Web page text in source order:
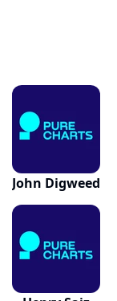
John Digweed